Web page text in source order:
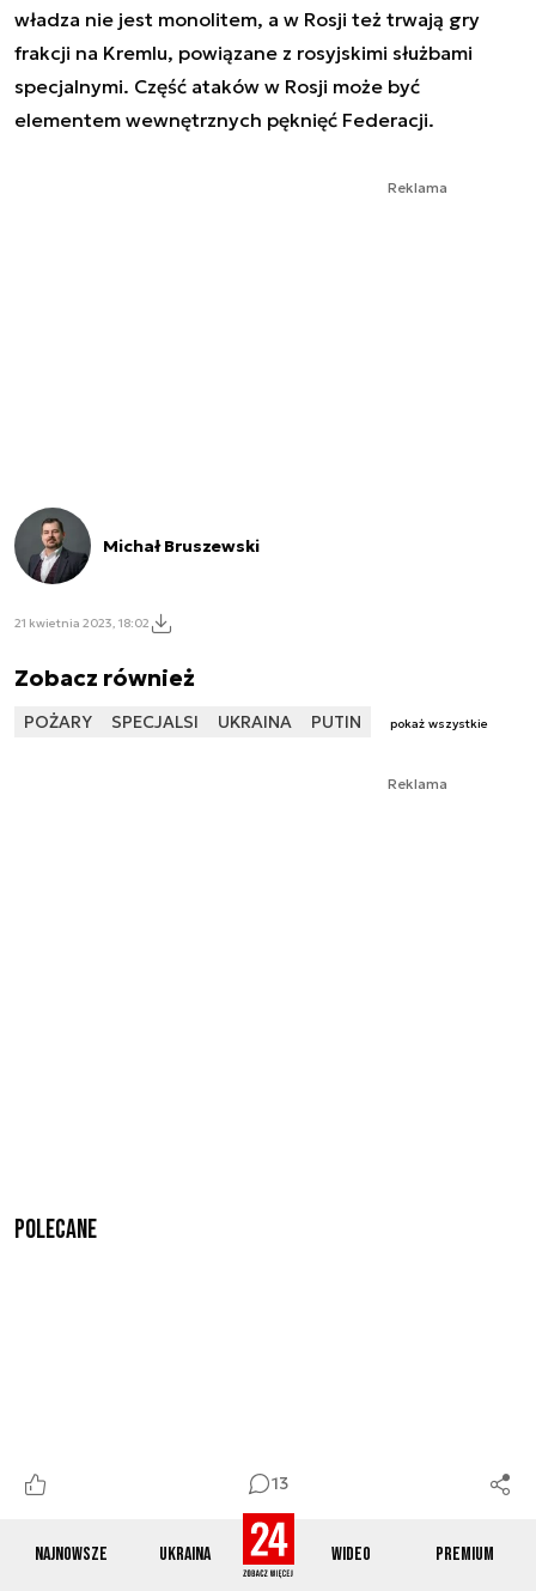
Najnowsze Ukraina Wideo Premium
13
władza nie jest monolitem, a w Rosji też trwają gry
frakcji na Kremlu, powiązane z rosyjskimi służbami
specjalnymi. Część ataków w Rosji może być
elementem wewnętrznych pęknięć Federacji.
Reklama
Michał Bruszewski
21 kwietnia 2023, 18:02
Zobacz również
POŻARY SPECJALSI UKRAINA PUTIN pokaż wszystkie
Reklama
Polecane
Nieznany dron naruszył bułgarską przestrzeń